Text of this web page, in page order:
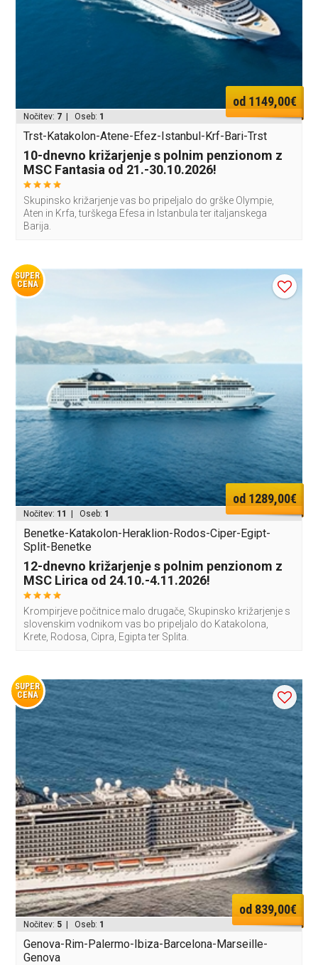
od 1149,00€
Nočitev: 7 | Oseb: 1
Trst-Katakolon-Atene-Efez-Istanbul-Krf-Bari-Trst
10-dnevno križarjenje s polnim penzionom z
MSC Fantasia od 21.-30.10.2026!
Skupinsko križarjenje vas bo pripeljalo do grške Olympie,
Aten in Krfa, turškega Efesa in Istanbula ter italjanskega
Barija.
SUPER
CENA
od 1289,00€
Nočitev: 11 | Oseb: 1
Benetke-Katakolon-Heraklion-Rodos-Ciper-Egipt-
Split-Benetke
12-dnevno križarjenje s polnim penzionom z
MSC Lirica od 24.10.-4.11.2026!
Krompirjeve počitnice malo drugače, Skupinsko križarjenje s
slovenskim vodnikom vas bo pripeljalo do Katakolona,
Krete, Rodosa, Cipra, Egipta ter Splita.
SUPER
CENA
od 839,00€
Nočitev: 5 | Oseb: 1
Genova-Rim-Palermo-Ibiza-Barcelona-Marseille-
Genova